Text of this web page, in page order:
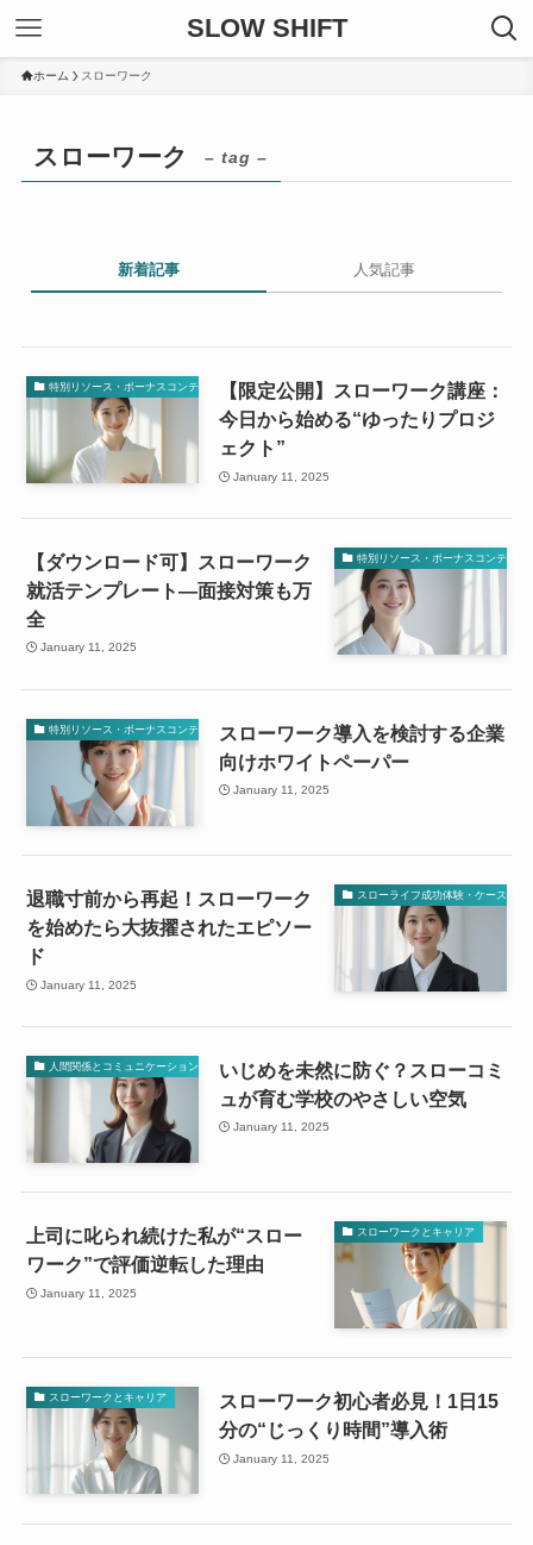
SLOW SHIFT
ホーム スローワーク
スローワーク – tag –
新着記事 人気記事
特別リソース・ボーナスコンテンツ
【限定公開】スローワーク講座：
今日から始める“ゆったりプロジ
ェクト”
January 11, 2025
特別リソース・ボーナスコンテンツ
【ダウンロード可】スローワーク
就活テンプレート—面接対策も万
全
January 11, 2025
特別リソース・ボーナスコンテンツ スローワーク導入を検討する企業
向けホワイトペーパー
January 11, 2025
スローライフ成功体験・ケーススタ
退職寸前から再起！スローワーク
を始めたら大抜擢されたエピソー
ド
January 11, 2025
人間関係とコミュニケーション
いじめを未然に防ぐ？スローコミ
ュが育む学校のやさしい空気
January 11, 2025
スローワークとキャリア
上司に叱られ続けた私が“スロー
ワーク”で評価逆転した理由
January 11, 2025
スローワークとキャリア
スローワーク初心者必見！1日15
分の“じっくり時間”導入術
January 11, 2025